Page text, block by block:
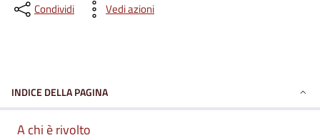
Condividi Vedi azioni
INDICE DELLA PAGINA
A chi è rivolto